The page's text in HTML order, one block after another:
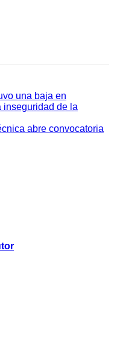
una baja en
inseguridad de la
abre convocatoria